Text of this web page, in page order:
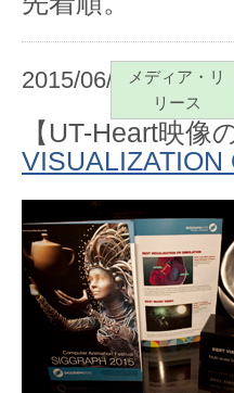
2015/06/09メディア・リ
リース
【UT-Heart映像
VISUALIZATION